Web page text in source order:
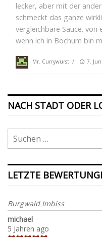
lecker, aber mit der
schmeckt das ganze
vergleichbare Sauce. von
wenn ich in Bochum bin
Mr. Currywurst / 7.
NACH STADT ODER
LETZTE
Burgwald Imbiss
michael
5 Jahren ago